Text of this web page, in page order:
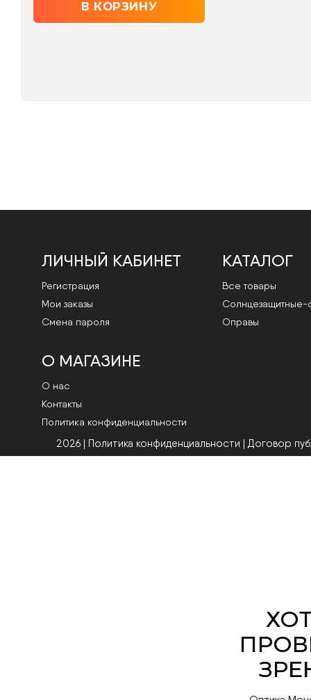
ЛИЧНЫЙ КАБИНЕТ
Регистрация
Мои заказы
Смена пароля
КАТАЛОГ
Все товары
Cолнцезащитные-
Оправы
О МАГАЗИНЕ
О нас
Контакты
Политика конфиденциальности
2026 | Политика конфиденциальности Договор